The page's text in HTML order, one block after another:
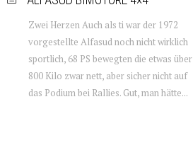
Zwei Herzen Auch als ti war der 1972
vorgestellte Alfasud noch nicht wirklich
sportlich, 68 PS bewegten die etwas über
800 Kilo zwar nett, aber sicher nicht auf
das Podium bei Rallies. Gut, man hätte...